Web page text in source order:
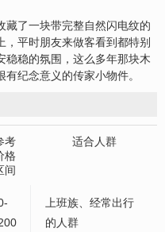
藏了一块带完整自然闪电纹的
平时朋友来做客看到都特别
稳稳的氛围，这么多年那块木
纪念意义的传家小物件。
考
格
间
适合人群
上班族、经常出行
的人群